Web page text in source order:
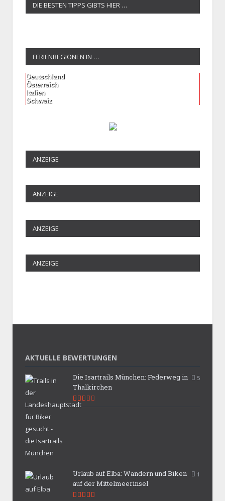
DIE BESTEN TIPPS GIBTS HIER …
FERIENREGIONEN IN …
Deutschland
Österreich
Italien
Schweiz
ANZEIGE
ANZEIGE
ANZEIGE
ANZEIGE
AKTUELLE BEWERTUNGEN
5
Die Isartrails München: Federweg in
Thalkirchen
1
Urlaub auf Elba: Wandern und Biken
auf der Mittelmeerinsel